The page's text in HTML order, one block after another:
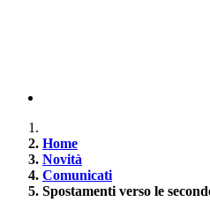
Home
Novità
Comunicati
Spostamenti verso le